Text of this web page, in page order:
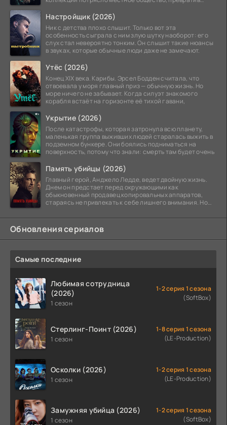
Настройщик (2026)
Ник с детства плохо слышит. Только вот эта
особенность сыграла с ним злую шутку наоборот: его
слух стал невероятно тонким. Он слышит такие нюансы
в звуках, которые обычные люди даже не замечают.
Утёс (2026)
Конец XIX века. Карибы. Эрсел Бодден считала, что
отвоевала у моря главный приз — обычную жизнь. Но
море ничего не забывает. Когда силуэт знакомого
корабля встаёт на горизонте её тихой гавани,
Укрытие (2026)
После катастрофы, которая затронула всю планету,
маленькая группа выживших людей старалась выжить в
подземном бункере. Они боялись подниматься на
поверхность, потому что знали: смерть там будет очень
Память убийцы (2026)
Главный герой, Анджело Ледде, ведет двойную жизнь.
Днем он предстает перед окружающими как
обыкновенный продавец копировальных аппаратов,
стараясь не привлекать к себе лишнего внимания. Но
Обновления сериалов
Самые последние
Любимая сотрудница
(2026)
1 сезон
1-2 серия 1 сезона
(SoftBox)
Стерлинг-Поинт (2026)
1 сезон
1-8 серия 1 сезона
(LE-Production)
Осколки (2026)
1 сезон
1-2 серия 1 сезона
(LE-Production)
Замужняя убийца (2026)
1 сезон
1-2 серия 1 сезона
(SoftBox)